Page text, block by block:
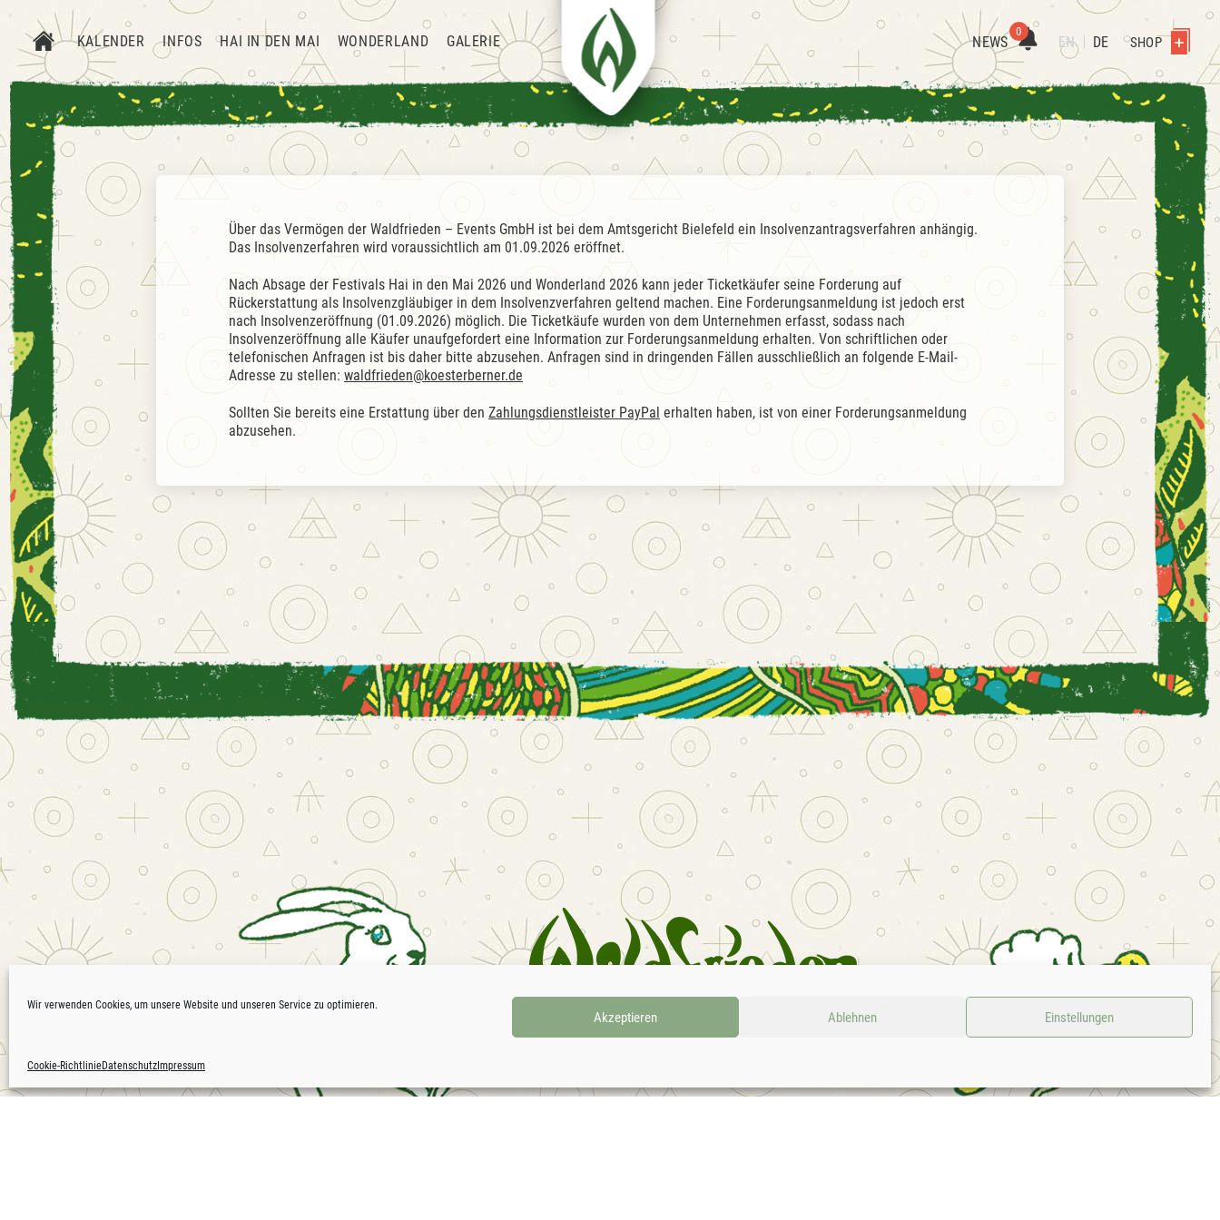
Wir verwenden Cookies, um unsere Website und unseren Service zu optimieren.
Akzeptieren Ablehnen Einstellungen
Cookie-RichtlinieDatenschutz Impressum
KALENDER INFOS HAI IN DEN MAI WONDERLAND GALERIE NEWS
0
EN DE SHOP
Über das Vermögen der Waldfrieden – Events GmbH ist bei dem Amtsgericht Bielefeld ein Insolvenzantragsverfahren anhängig.
Das Insolvenzerfahren wird voraussichtlich am 01.09.2026 eröffnet.
Nach Absage der Festivals Hai in den Mai 2026 und Wonderland 2026 kann jeder Ticketkäufer seine Forderung auf
Rückerstattung als Insolvenzgläubiger in dem Insolvenzverfahren geltend machen. Eine Forderungsanmeldung ist jedoch erst
nach Insolvenzeröffnung (01.09.2026) möglich. Die Ticketkäufe wurden von dem Unternehmen erfasst, sodass nach
Insolvenzeröffnung alle Käufer unaufgefordert eine Information zur Forderungsanmeldung erhalten. Von schriftlichen oder
telefonischen Anfragen ist bis daher bitte abzusehen. Anfragen sind in dringenden Fällen ausschließlich an folgende E-Mail-
Adresse zu stellen: waldfrieden@koesterberner.de
Sollten Sie bereits eine Erstattung über den Zahlungsdienstleister PayPal erhalten haben, ist von einer Forderungsanmeldung
abzusehen.